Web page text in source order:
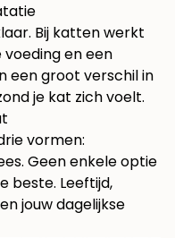
Bij katten werkt
en een
een groot verschil in
je kat zich voelt.
vormen:
Geen enkele optie
beste. Leeftijd,
jouw dagelijkse